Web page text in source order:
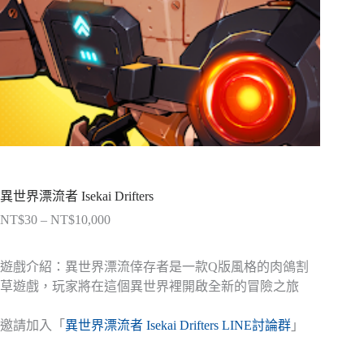
異世界漂流者 Isekai Drifters
NT$30 – NT$10,000價
範
圍：
NT$30
到
NT$10,000
遊戲介紹： 異世界漂流倖存者是一款Q版風格的肉鴿割
草遊戲，玩家將在這個異世界裡開啟全新的冒險之旅
邀請加入「 異世界漂流者 Isekai Drifters LINE討論群 」